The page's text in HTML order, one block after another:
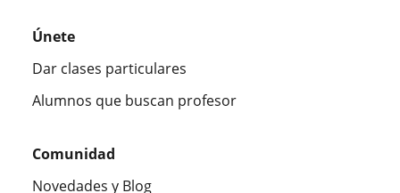
Únete
Dar clases particulares
Alumnos que buscan profesor
Comunidad
Novedades y Blog